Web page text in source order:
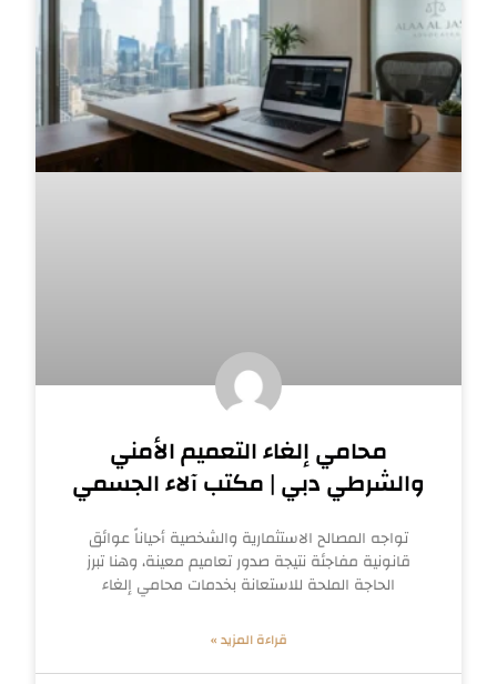
محامي إلغاء التعميم الأمني
والشرطي دبي | مكتب آلاء الجسمي
تواجه المصالح الاستثمارية والشخصية أحياناً عوائق
قانونية مفاجئة نتيجة صدور تعاميم معينة، وهنا تبرز
الحاجة الملحة للاستعانة بخدمات محامي إلغاء
قراءة المزيد »